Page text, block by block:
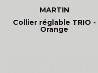
MARTIN
Collier réglable TRIO -
Orange